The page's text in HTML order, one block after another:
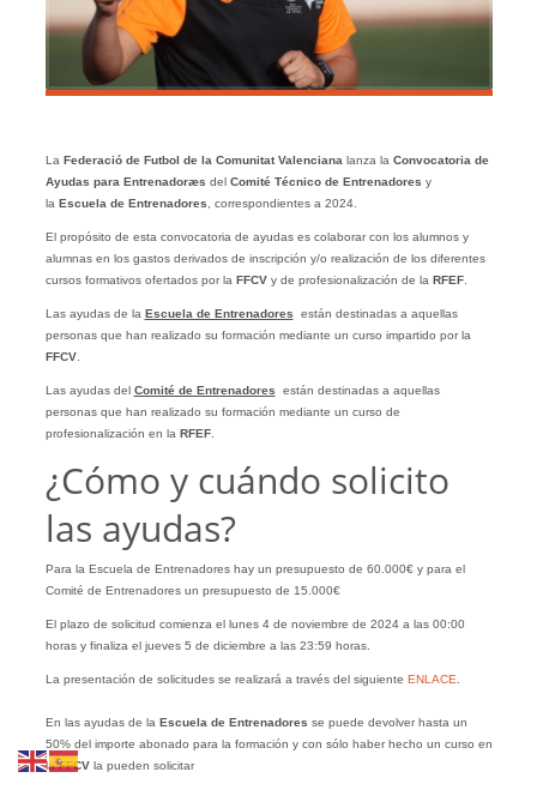
La Federació de Futbol de la Comunitat Valenciana lanza la Convocatoria de
Ayudas para Entrenadoræs del Comité Técnico de Entrenadores y
la Escuela de Entrenadores , correspondientes a 2024.
El propósito de esta convocatoria de ayudas es colaborar con los alumnos y
alumnas en los gastos derivados de inscripción y/o realización de los diferentes
cursos formativos ofertados por la FFCVy de profesionalización de la RFEF.
Las ayudas de la Escuela de Entrenadores están destinadas a aquellas
personas que han realizado su formación mediante un curso impartido por la
FFCV.
Las ayudas del Comité de Entrenadores están destinadas a aquellas
personas que han realizado su formación mediante un curso de
profesionalización en la RFEF.
¿Cómo y cuándo solicito
las ayudas?
Para la Escuela de Entrenadores hay un presupuesto de 60.000€ y para el
Comité de Entrenadores un presupuesto de 15.000€
El plazo de solicitud comienza el lunes 4 de noviembre de 2024 a las 00:00
horas y finaliza el jueves 5 de diciembre a las 23:59 horas.
La presentación de solicitudes se realizará a través del siguiente ENLACE
En las ayudas de la Escuela de Entrenadores se puede devolver hasta un
50% del importe abonado para la formación y con sólo haber hecho un curso en
laFFCVla pueden solicitar